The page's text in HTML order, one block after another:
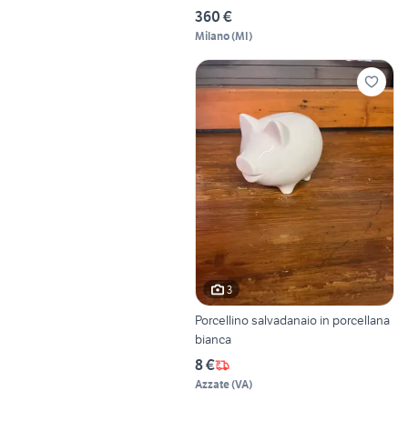
360 €
Milano(MI)
3
Porcellino salvadanaio in porcellana
bianca
8 €
Azzate(VA)